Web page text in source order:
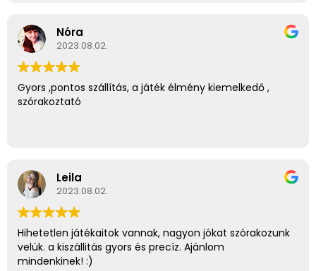
Nóra
2023.08.02.
Gyors ,pontos szállítás, a játék élmény kiemelkedő ,
szórakoztató
Leila
2023.08.02.
Hihetetlen játékaitok vannak, nagyon jókat szórakozunk
velük. a kiszállitás gyors és precíz. Ajánlom
mindenkinek! :)